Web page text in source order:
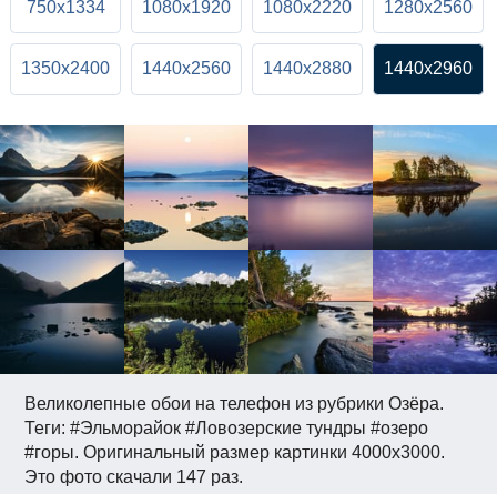
Великолепные обои на телефон из рубрики Озёра.
Теги: #Эльморайок #Ловозерские тундры #озеро
#горы. Оригинальный размер картинки 4000x3000.
Это фото скачали 147 раз.
750x1334 1080x1920 1080x2220 1280x2560
1350x2400 1440x2560 1440x2880 1440x2960